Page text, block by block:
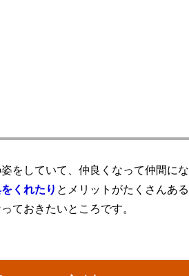
をしていて、仲良くなって仲間にな
くれたり とメリットがたくさんある
ておきたいところです。